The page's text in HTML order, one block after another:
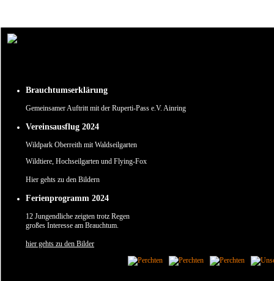
Brauchtumserklärung
Gemeinsamer Auftritt mit der Ruperti-Pass e.V. Ainring
Vereinsausflug 2024
Wildpark Oberreith mit Waldseilgarten
Wildtiere, Hochseilgarten und Flying-Fox
Hier gehts zu den Bildern
Ferienprogramm 2024
12 Jungendliche zeigten trotz Regen
großes Interesse am Brauchtum.
hier gehts zu den Bilder